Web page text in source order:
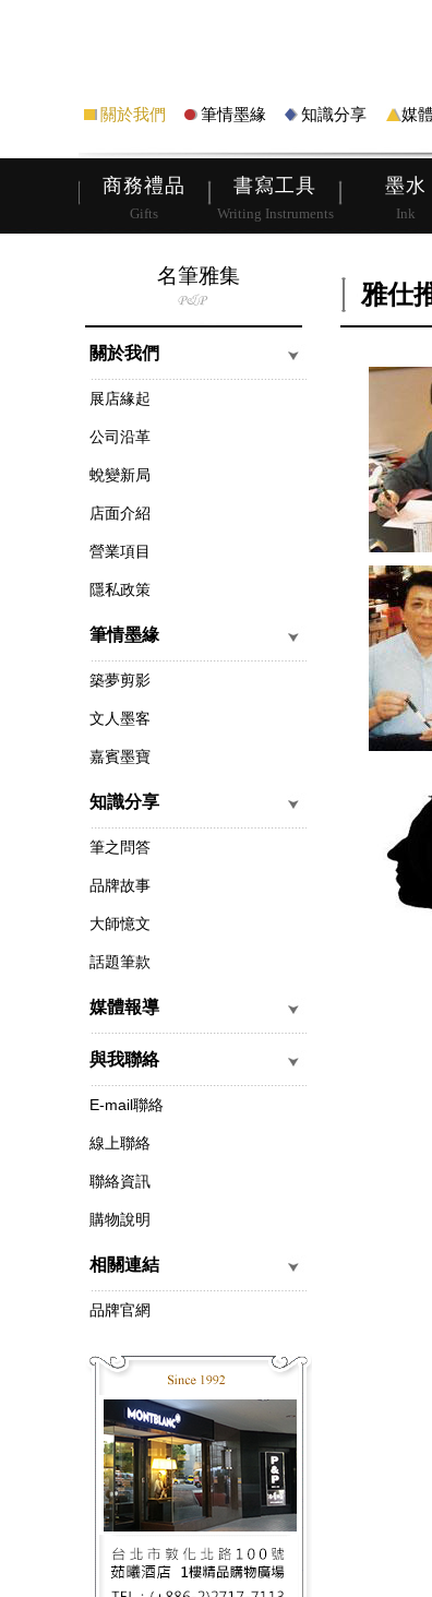
關於我們 筆情墨緣 知識分享 媒
商務禮品
Gifts
書寫工具
Writing Instruments
墨水
Ink
名筆雅集
關於我們
展店緣起
公司沿革
蛻變新局
店面介紹
營業項目
隱私政策
筆情墨緣
築夢剪影
文人墨客
嘉賓墨寶
知識分享
筆之問答
品牌故事
大師憶文
話題筆款
媒體報導
與我聯絡
E-mail聯絡
線上聯絡
聯絡資訊
購物說明
相關連結
品牌官網
雅仕